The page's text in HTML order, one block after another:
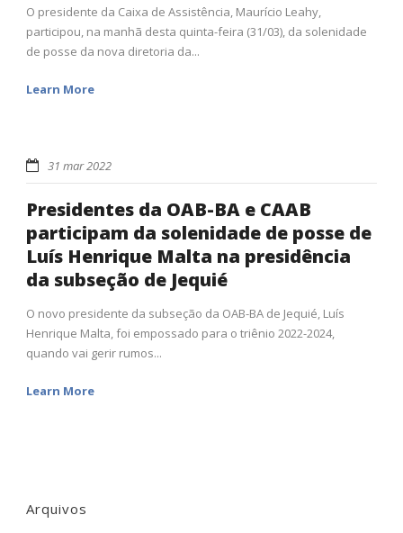
O presidente da Caixa de Assistência, Maurício Leahy,
participou, na manhã desta quinta-feira (31/03), da solenidade
de posse da nova diretoria da...
Learn More
31 mar 2022
Presidentes da OAB-BA e CAAB
participam da solenidade de posse de
Luís Henrique Malta na presidência
da subseção de Jequié
O novo presidente da subseção da OAB-BA de Jequié, Luís
Henrique Malta, foi empossado para o triênio 2022-2024,
quando vai gerir rumos...
Learn More
Arquivos